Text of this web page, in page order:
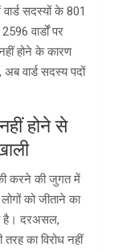
सदस्यों के 801
वार्डों पर
होने के कारण
वार्ड सदस्य पदों
होने से
करने की जुगत में
को जीताने का
है। दरअसल,
का विरोध नहीं